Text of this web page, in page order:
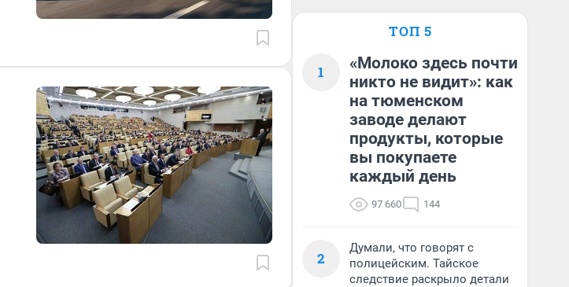
ТОП 5
1
«Молоко здесь почти
никто не видит»: как
на тюменском
заводе делают
продукты, которые
вы покупаете
каждый день
97 660 144
2
Думали, что говорят с
полицейским. Тайское
следствие раскрыло детали